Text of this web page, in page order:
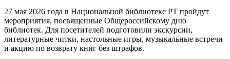
27 мая 2026 года в Национальной библиотеке РТ пройдут
мероприятия, посвященные Общероссийскому дню
библиотек. Для посетителей подготовили экскурсии,
литературные читки, настольные игры, музыкальные встречи
и акцию по возврату книг без штрафов.